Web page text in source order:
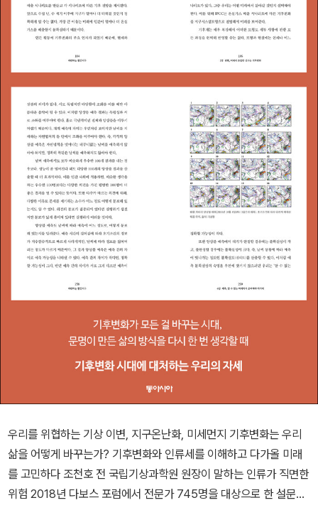
우리를 위협하는 기상 이변, 지구온난화, 미세먼지 기후변화는 우리
삶을 어떻게 바꾸는가? 기후변화와 인류세를 이해하고 다가올 미래
를 고민하다 조천호 전 국립기상과학원 원장이 말하는 인류가 직면한
위험 2018년 다보스 포럼에서 전문가 745명을 대상으로 한 설문조